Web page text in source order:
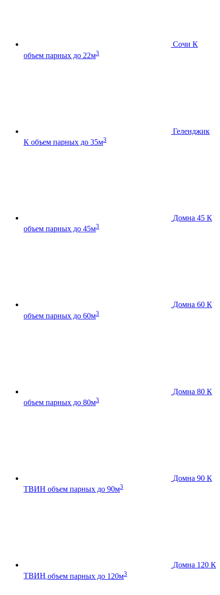
Сочи К
объем парных до 22м3
Геленджик
К объем парных до 35м3
Домна 45 К
объем парных до 45м3
Домна 60 К
объем парных до 60м3
Домна 80 К
объем парных до 80м3
Домна 90 К
ТВИН объем парных до 90м3
Домна 120 К
ТВИН объем парных до 120м3